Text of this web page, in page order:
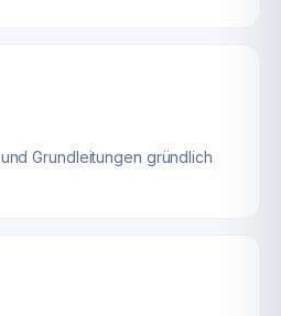
Grundleitungen gründlich